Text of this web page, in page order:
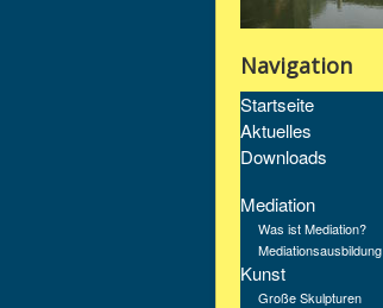
Navigation
Startseite
Aktuelles
Downloads
Mediation
Was ist Mediation?
Mediationsausbildung
Kunst
Große Skulpturen